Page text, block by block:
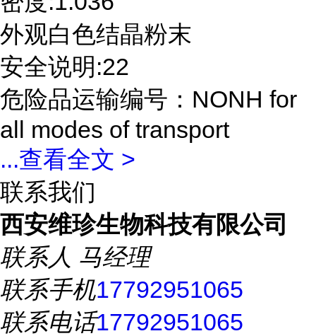
外观白色结晶粉末
安全说明:22
危险品运输编号：NONH for
all modes of transport
...查看全文 >
联系我们
西安维珍生物科技有限公司
联系人 马经理
联系手机17792951065
联系电话17792951065